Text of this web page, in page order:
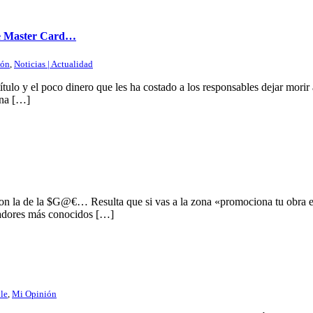
Master Card…
Noticias | Actualidad
y el poco dinero que les ha costado a los responsables dejar
[…]
la de la $G@€… Resulta que si vas a la zona «promociona tu obra
más conocidos […]
, Mi Opinión